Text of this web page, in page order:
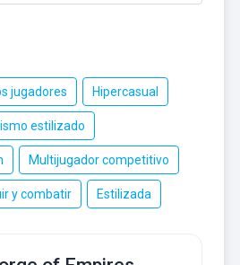
jugadores Hipercasual
estilizado
Multijugador competitivo
y combatir Estilizada